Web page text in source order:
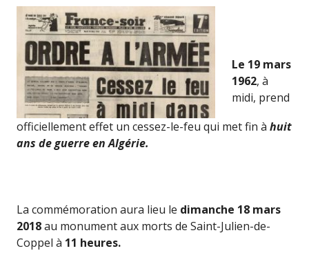
Le 19 mars
1962, à
midi, prend
officiellement effet un cessez-le-feu qui met fin à huit
ans de guerre en Algérie.
La commémoration aura lieu le dimanche 18 mars
2018au monument aux morts de Saint-Julien-de-
Coppel à 11 heures.